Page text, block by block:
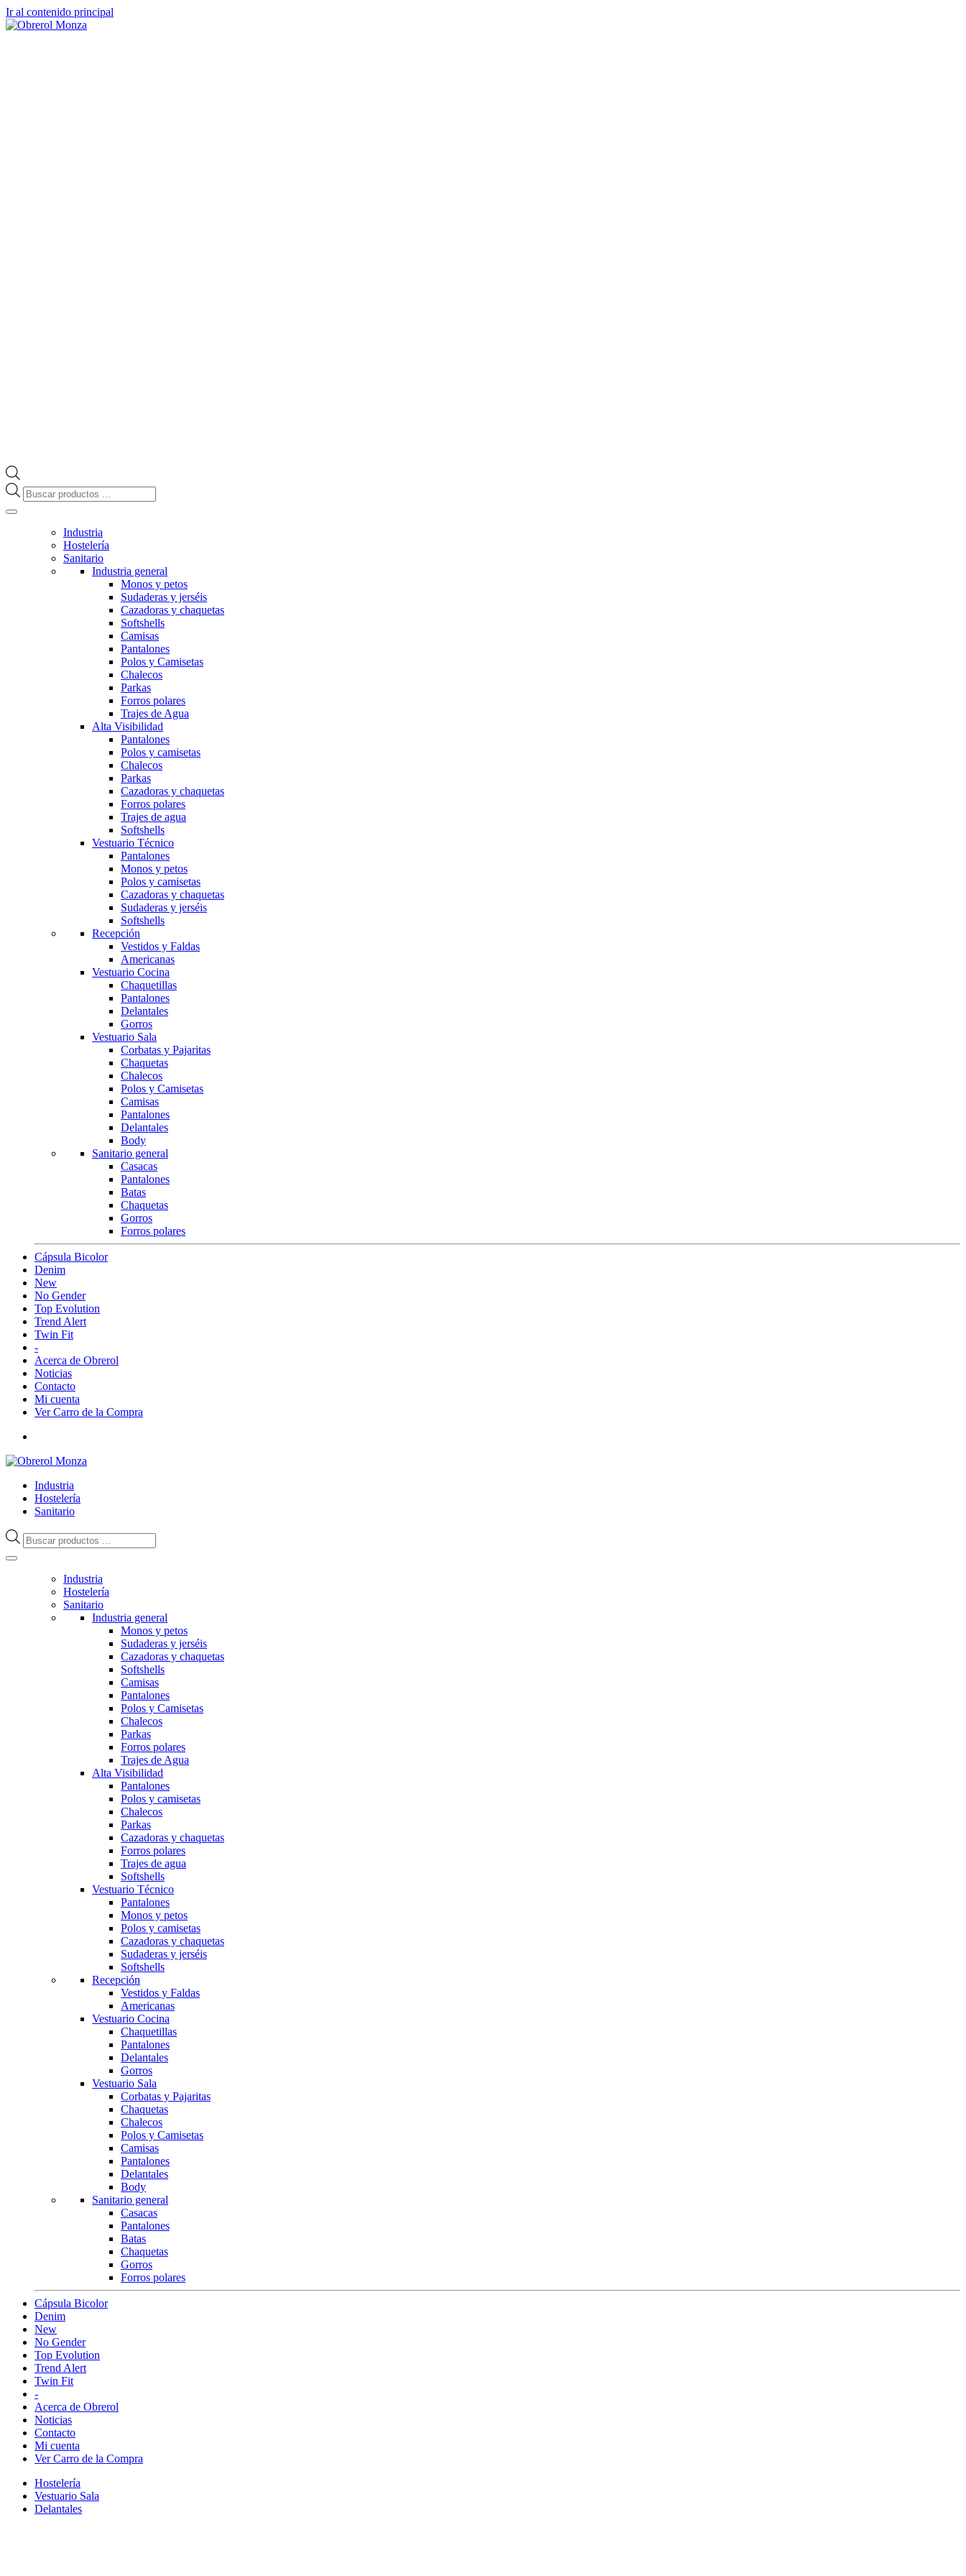
Ir al contenido principal
Búsqueda
de
Industria
Hostelería
Sanitario
Industria general
Monos y petos
Sudaderas y jerséis
Cazadoras y chaquetas
Softshells
Camisas
Pantalones
Polos y Camisetas
Chalecos
Parkas
Forros polares
Trajes de Agua
Alta Visibilidad
Pantalones
Polos y camisetas
Chalecos
Parkas
Cazadoras y chaquetas
Forros polares
Trajes de agua
Softshells
Vestuario Técnico
Pantalones
Monos y petos
Polos y camisetas
Cazadoras y chaquetas
Sudaderas y jerséis
Softshells
Recepción
Vestidos y Faldas
Americanas
Vestuario Cocina
Chaquetillas
Pantalones
Delantales
Gorros
Vestuario Sala
Corbatas y Pajaritas
Chaquetas
Chalecos
Polos y Camisetas
Camisas
Pantalones
Delantales
Body
Sanitario general
Casacas
Pantalones
Batas
Chaquetas
Gorros
Forros polares
Cápsula Bicolor
Denim
New
No Gender
Top Evolution
Trend Alert
Twin Fit
-
Acerca de Obrerol
Noticias
Contacto
Mi cuenta
Ver Carro de la Compra
Industria
Hostelería
Sanitario
Búsqueda
de
Industria
Hostelería
Sanitario
Industria general
Monos y petos
Sudaderas y jerséis
Cazadoras y chaquetas
Softshells
Camisas
Pantalones
Polos y Camisetas
Chalecos
Parkas
Forros polares
Trajes de Agua
Alta Visibilidad
Pantalones
Polos y camisetas
Chalecos
Parkas
Cazadoras y chaquetas
Forros polares
Trajes de agua
Softshells
Vestuario Técnico
Pantalones
Monos y petos
Polos y camisetas
Cazadoras y chaquetas
Sudaderas y jerséis
Softshells
Recepción
Vestidos y Faldas
Americanas
Vestuario Cocina
Chaquetillas
Pantalones
Delantales
Gorros
Vestuario Sala
Corbatas y Pajaritas
Chaquetas
Chalecos
Polos y Camisetas
Camisas
Pantalones
Delantales
Body
Sanitario general
Casacas
Pantalones
Batas
Chaquetas
Gorros
Forros polares
Cápsula Bicolor
Denim
New
No Gender
Top Evolution
Trend Alert
Twin Fit
-
Acerca de Obrerol
Noticias
Contacto
Mi cuenta
Ver Carro de la Compra
Hostelería
Vestuario Sala
Delantales